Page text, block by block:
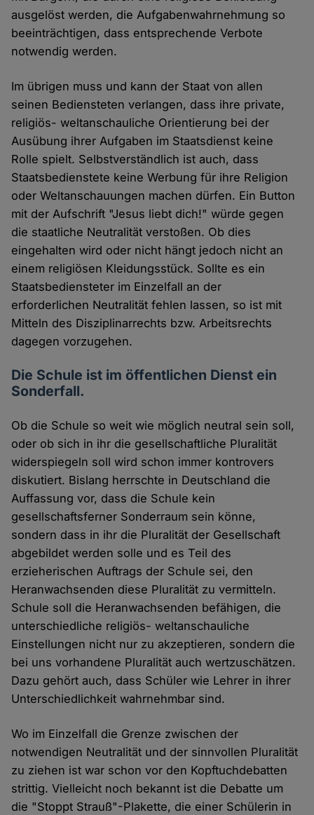
ausgelöst werden, die Aufgabenwahrnehmung so
beeinträchtigen, dass entsprechende Verbote
notwendig werden.
Im übrigen muss und kann der Staat von allen
seinen Bediensteten verlangen, dass ihre private,
religiös- weltanschauliche Orientierung bei der
Ausübung ihrer Aufgaben im Staatsdienst keine
Rolle spielt. Selbstverständlich ist auch, dass
Staatsbedienstete keine Werbung für ihre Religion
oder Weltanschauungen machen dürfen. Ein Button
mit der Aufschrift "Jesus liebt dich!" würde gegen
die staatliche Neutralität verstoßen. Ob dies
eingehalten wird oder nicht hängt jedoch nicht an
einem religiösen Kleidungsstück. Sollte es ein
Staatsbediensteter im Einzelfall an der
erforderlichen Neutralität fehlen lassen, so ist mit
Mitteln des Disziplinarrechts bzw. Arbeitsrechts
dagegen vorzugehen.
Die Schule ist im öffentlichen Dienst ein
Sonderfall.
Ob die Schule so weit wie möglich neutral sein soll,
oder ob sich in ihr die gesellschaftliche Pluralität
widerspiegeln soll wird schon immer kontrovers
diskutiert. Bislang herrschte in Deutschland die
Auffassung vor, dass die Schule kein
gesellschaftsferner Sonderraum sein könne,
sondern dass in ihr die Pluralität der Gesellschaft
abgebildet werden solle und es Teil des
erzieherischen Auftrags der Schule sei, den
Heranwachsenden diese Pluralität zu vermitteln.
Schule soll die Heranwachsenden befähigen, die
unterschiedliche religiös- weltanschauliche
Einstellungen nicht nur zu akzeptieren, sondern die
bei uns vorhandene Pluralität auch wertzuschätzen.
Dazu gehört auch, dass Schüler wie Lehrer in ihrer
Unterschiedlichkeit wahrnehmbar sind.
Wo im Einzelfall die Grenze zwischen der
notwendigen Neutralität und der sinnvollen Pluralität
zu ziehen ist war schon vor den Kopftuchdebatten
strittig. Vielleicht noch bekannt ist die Debatte um
die "Stoppt Strauß"-Plakette, die einer Schülerin in